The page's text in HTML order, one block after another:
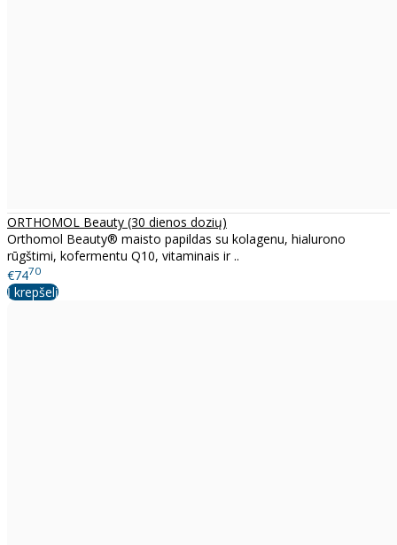
ORTHOMOL Beauty (30 dienos dozių)
Orthomol Beauty® maisto papildas su kolagenu, hialurono
rūgštimi, kofermentu Q10, vitaminais ir ..
€7470
Į krepšelį